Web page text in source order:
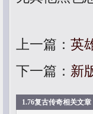
上一篇： 英
下一篇： 新
1.76复古传奇相关文章